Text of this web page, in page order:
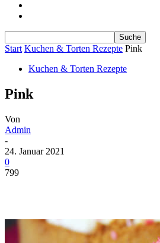
Start Kuchen & Torten Rezepte Pink
Kuchen & Torten Rezepte
Pink
Von
Admin
-
24. Januar 2021
0
799